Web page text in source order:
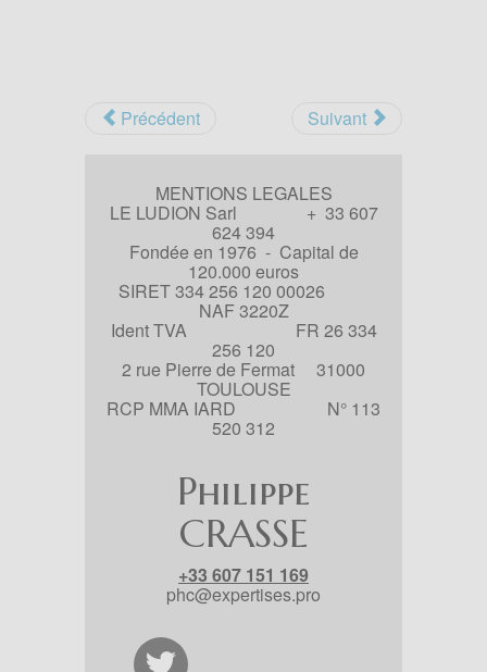
Précédent Suivant
MENTIONS LEGALES
LE LUDION Sarl + 33 607
624 394
Fondée en 1976 - Capital de
120.000 euros
SIRET 334 256 120 00026
NAF 3220Z
Ident TVA FR 26 334
256 120
2 rue Pierre de Fermat 31000
TOULOUSE
RCP MMA IARD N° 113
520 312
Philippe
CRASSE
+33 607 151 169
phc@expertises.pro